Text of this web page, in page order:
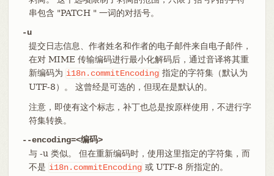
串包含 "PATCH " 一词的对括号。
-u
提交日志信息、作者姓名和作者的电子邮件来自电子邮件，
在对 MIME 传输编码进行最小化解码后，通过音译将其重
新编码为 i18n.commitEncoding 指定的字符集（默认为
UTF-8）。 这曾经是可选的，但现在是默认的。
注意，即使有这个标志，补丁也总是按原样使用，不进行字
符集转换。
--encoding=<编码>
与 -u 类似。 但在重新编码时，使用这里指定的字符集，而
不是 i18n.commitEncoding 或 UTF-8 所指定的。